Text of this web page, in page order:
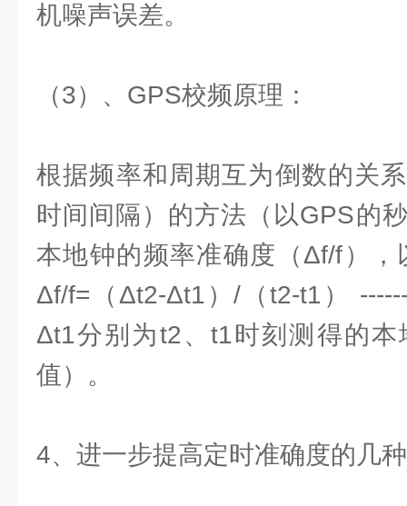
机噪声误差。
（3）、GPS校频原理：
根据频率和周期互为倒数的关
时间间隔）的方法（以GPS的
本地钟的频率准确度（Δf/f），
Δf/f=（Δt2-Δt1）/（t2-t1）
Δt1分别为t2、t1时刻测得的本
值）。
4、进一步提高定时准确度的几